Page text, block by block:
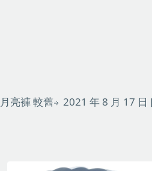
亮褲較舊 2021 年 8 月 17 日